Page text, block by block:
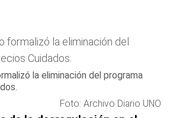
la eliminación del programa
Foto: Archivo Diario UNO